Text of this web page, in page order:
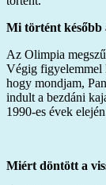
Mi történt később
Az Olimpia
Végig figyelemmel
hogy mondjam,
indult a bezdáni
1990-es évek
Miért döntött a